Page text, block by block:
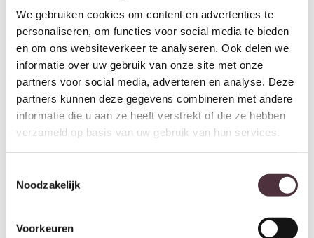
We gebruiken cookies om content en advertenties te
personaliseren, om functies voor social media te bieden
en om ons websiteverkeer te analyseren. Ook delen we
informatie over uw gebruik van onze site met onze
partners voor social media, adverteren en analyse. Deze
partners kunnen deze gegevens combineren met andere
informatie die u aan ze heeft verstrekt of die ze hebben
verzameld op basis van uw gebruik van hun services.
Noodzakelijk
Voorkeuren
Nijwie MySons Kast 180 met 3
deuren en 2 open vakken,
Mango Brown Walnut –
Kaapstad Collection
1.099,00
Nijwie MySons TV dressoir 190
met 3 deuren, 1 lade en 1 open
vak, Mango Brown Walnut –
Kaapstad Collection
€
799,00